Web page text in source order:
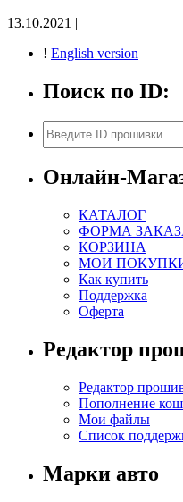
13.10.2021 |
! English version
Поиск по ID:
Поиск
Онлайн-
КАТАЛОГ
ФОРМА
КОРЗИНА
МОИ
Как купить
Поддержка
Оферта
Редактор
Редактор
Пополнение
Мои файлы
Список
Марки авто